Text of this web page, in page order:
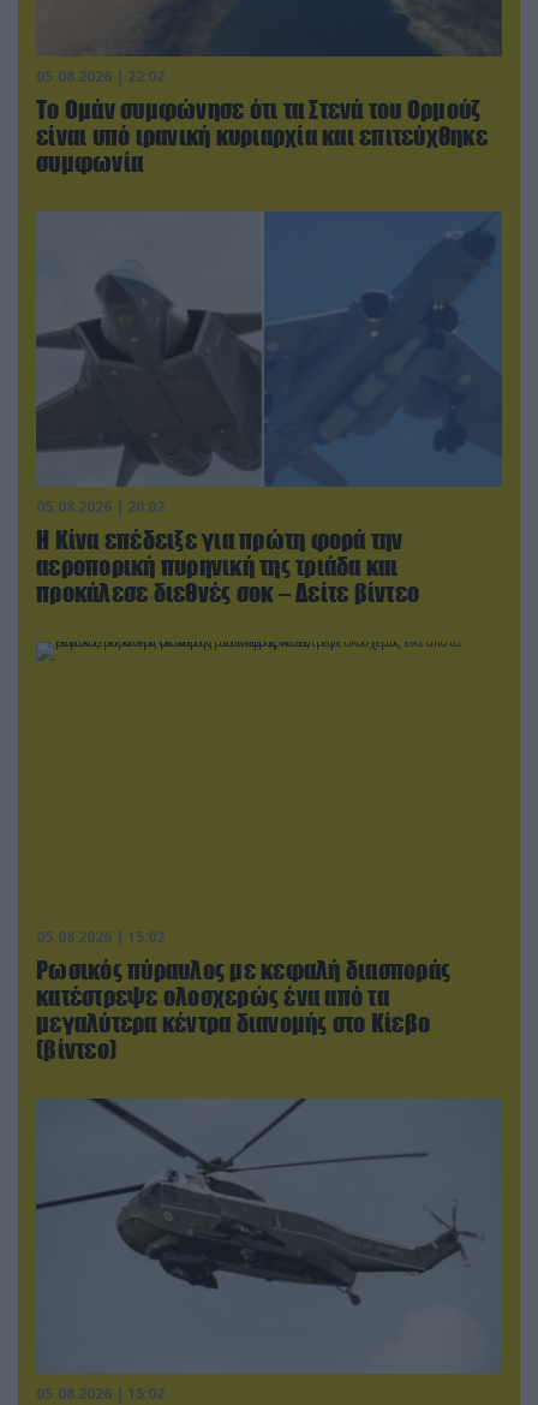
05.08.2026 | 22:02
Το Ομάν συμφώνησε ότι τα Στενά του Ορμούζ
είναι υπό ιρανική κυριαρχία και επιτεύχθηκε
συμφωνία
05.08.2026 | 20:02
Η Κίνα επέδειξε για πρώτη φορά την
αεροπορική πυρηνική της τριάδα και
προκάλεσε διεθνές σοκ – Δείτε βίντεο
05.08.2026 | 15:02
Ρωσικός πύραυλος με κεφαλή διασποράς
κατέστρεψε ολοσχερώς ένα από τα
μεγαλύτερα κέντρα διανομής στο Κίεβο
(βίντεο)
05.08.2026 | 15:02